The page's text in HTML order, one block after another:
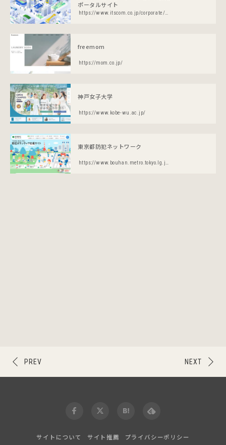
ポータルサイト
https://www.itscom.co.jp/corporate/recruit/
freemom
https://mom.co.jp/
神戸女子大学
https://www.kobe-wu.ac.jp/
東京都防犯ネットワーク
https://www.bouhan.metro.tokyo.lg.jp/
NEXT
PREV
サイトについて サイト推薦 プライバシーポリシー